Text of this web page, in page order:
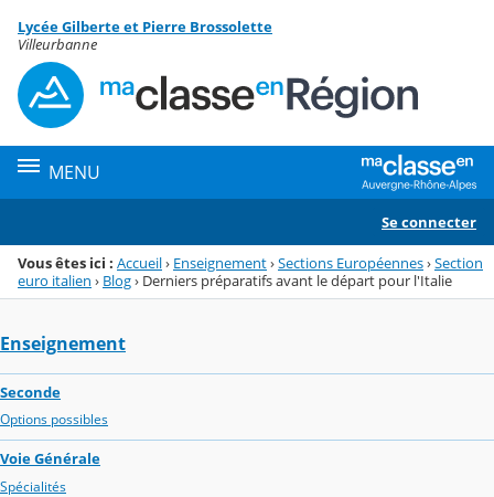
Menu de la rubrique
Contenu
Lycée Gilberte et Pierre Brossolette
Villeurbanne
MENU
Se connecter
Vous êtes ici : Accueil› Enseignement›Sections Européennes›Section
euro italien › Blog› Derniers préparatifs avant le départ pour l'Italie
Enseignement
Seconde
Options possibles
Voie Générale
Spécialités